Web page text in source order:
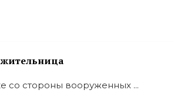
жительница
со стороны вооруженных ...